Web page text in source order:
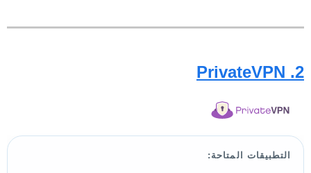
2.
PrivateVPN
التطبيقات المتاحة: